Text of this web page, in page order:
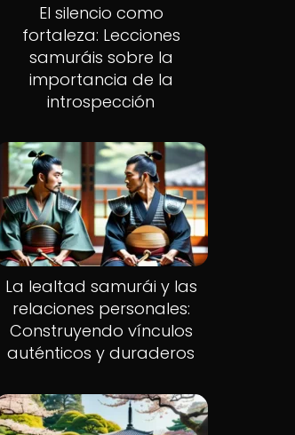
El silencio como
fortaleza: Lecciones
samuráis sobre la
importancia de la
introspección
La lealtad samurái y las
relaciones personales:
Construyendo vínculos
auténticos y duraderos